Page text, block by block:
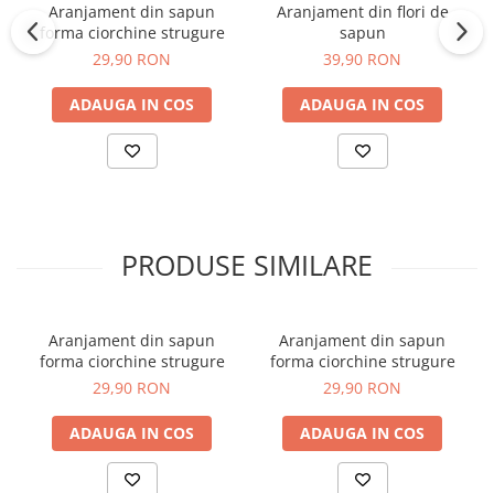
Aranjament din sapun
forma ciorchine strugure
29,90 RON
ADAUGA IN COS
Aranjament din flori de
sapun
39,90 RON
ADAUGA IN COS
PRODUSE SIMILARE
Aranjament din sapun
forma ciorchine strugure
29,90 RON
ADAUGA IN COS
Aranjament din sapun
forma ciorchine strugure
29,90 RON
ADAUGA IN COS